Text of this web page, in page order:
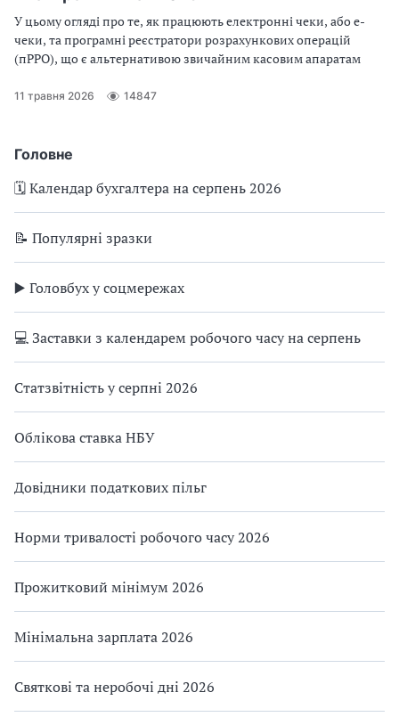
Головне
🗓️ Календар бухгалтера на серпень 2026
📝 Популярні зразки
▶️ Головбух у соцмережах
💻 Заставки з календарем робочого часу на серпень
Статзвітність у серпні 2026
Облікова ставка НБУ
Довідники податкових пільг
Норми тривалості робочого часу 2026
Прожитковий мінімум 2026
Мінімальна зарплата 2026
Святкові та неробочі дні 2026
У цьому огляді про те, як працюють електронні чеки, або е-
чеки, та програмні реєстратори розрахункових операцій
(пРРО), що є альтернативою звичайним касовим апаратам
11 травня 2026 14847